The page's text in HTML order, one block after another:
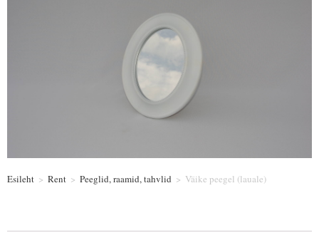
Esileht > Rent > Peeglid, raamid, tahvlid > Väike peegel (lauale)